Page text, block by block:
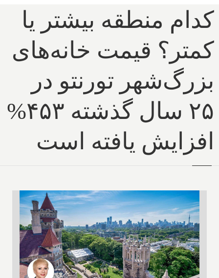
کدام منطقه بیشتر یا
کمتر؟ قیمت خانه‌های
بزرگ‌شهر تورنتو در
۲۵ سال گذشته ۴۵۳%
افزایش یافته است